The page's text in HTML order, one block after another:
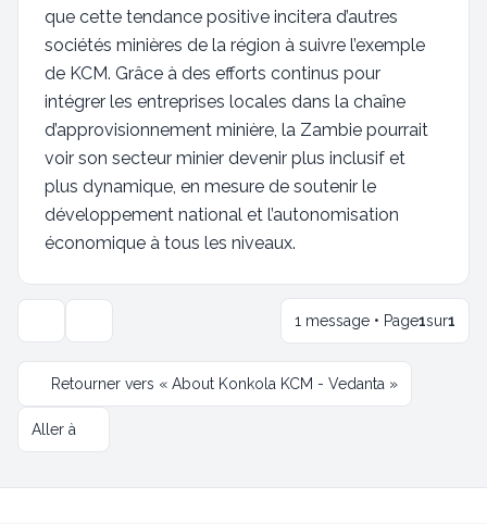
que cette tendance positive incitera d’autres
sociétés minières de la région à suivre l’exemple
de KCM. Grâce à des efforts continus pour
intégrer les entreprises locales dans la chaîne
d’approvisionnement minière, la Zambie pourrait
voir son secteur minier devenir plus inclusif et
plus dynamique, en mesure de soutenir le
développement national et l’autonomisation
économique à tous les niveaux.
1 message • Page1sur1
Retourner vers « About Konkola KCM - Vedanta »
Aller à